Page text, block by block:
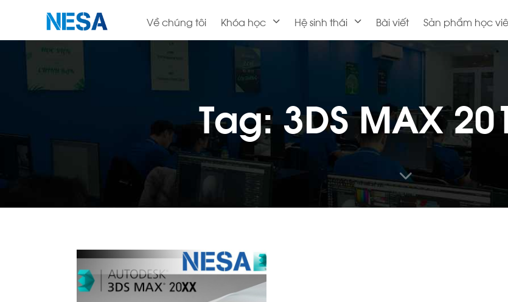
Về chúng tôi Khóa học Hệ sinh thái Bài viết Sản phẩm học
Tag: 3DS MAX